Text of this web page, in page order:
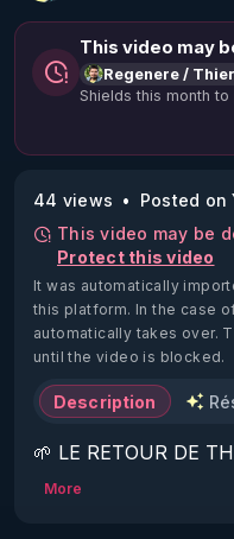
This video may
Regenere /
Shields this month
44 views
Posted on
This video may be
Protect this video
It was automatically
this platform. In the case
automatically takes over.
until the video is blocked.
Description
🌱 LE RETOUR DE
2022)!
More